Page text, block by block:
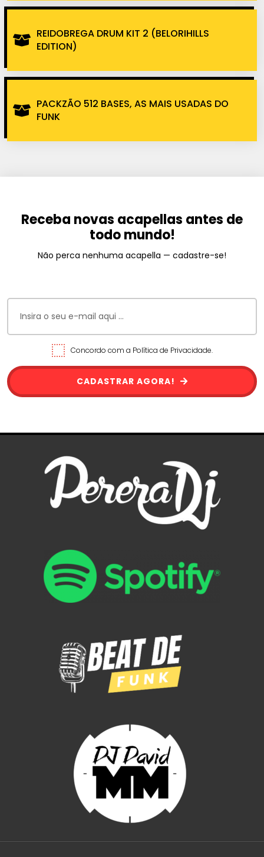
REIDOBREGA DRUM KIT 2 (BELORIHILLS
EDITION)
PACKZÃO 512 BASES, AS MAIS USADAS DO
FUNK
Receba novas acapellas antes de
todo mundo!
Não perca nenhuma acapella — cadastre-se!
Concordo com a Política de Privacidade.
CADASTRAR AGORA!